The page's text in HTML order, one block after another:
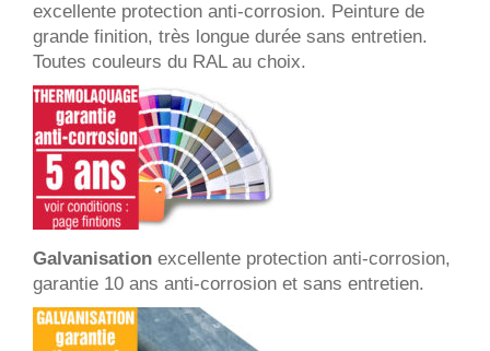
excellente protection anti-corrosion. Peinture de
grande finition, très longue durée sans entretien.
Toutes couleurs du RAL au choix.
Galvanisation excellente protection anti-corrosion,
garantie 10 ans anti-corrosion et sans entretien.